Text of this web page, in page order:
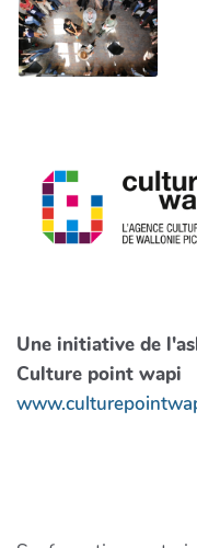
Une initiative de
Culture point wapi